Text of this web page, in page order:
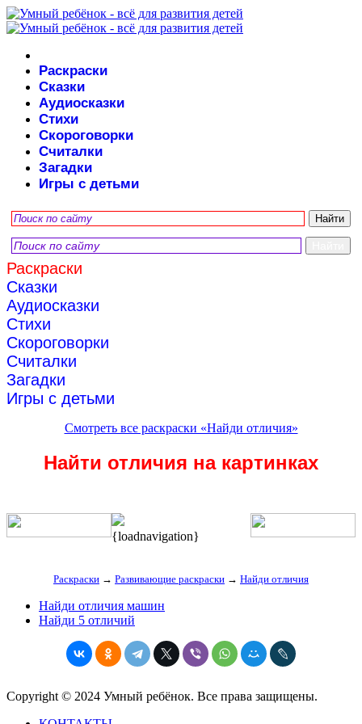
Раскраски
Сказки
Аудиосказки
Стихи
Скороговорки
Считалки
Загадки
Игры с детьми
Раскраски
Сказки
Аудиосказки
Стихи
Скороговорки
Считалки
Загадки
Игры с детьми
Смотреть все раскраски «Найди отличия»
Найти отличия на картинках
{loadnavigation}
Раскраски → Развивающие раскраски → Найди отличия
Найди отличия машин
Найди 5 отличий
Copyright © 2024 Умный ребёнок. Все права защищены.